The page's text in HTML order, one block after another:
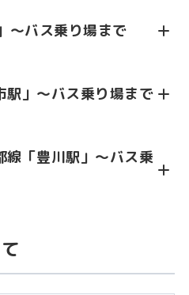
～バス乗り場まで
駅」～バス乗り場まで
線「豊川駅」～バス乗